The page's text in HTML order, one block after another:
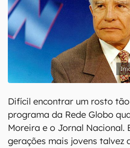
Difícil encontrar um rosto
programa da Rede Globo
Moreira e o Jornal Nacional.
gerações mais jovens talvez